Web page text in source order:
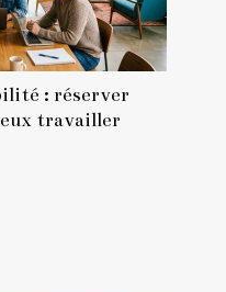
: réserver
travailler